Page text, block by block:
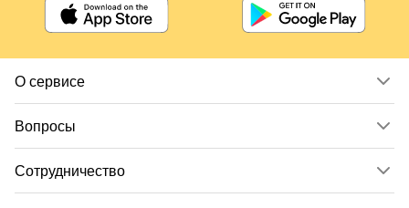
О сервисе
Вопросы
Сотрудничество